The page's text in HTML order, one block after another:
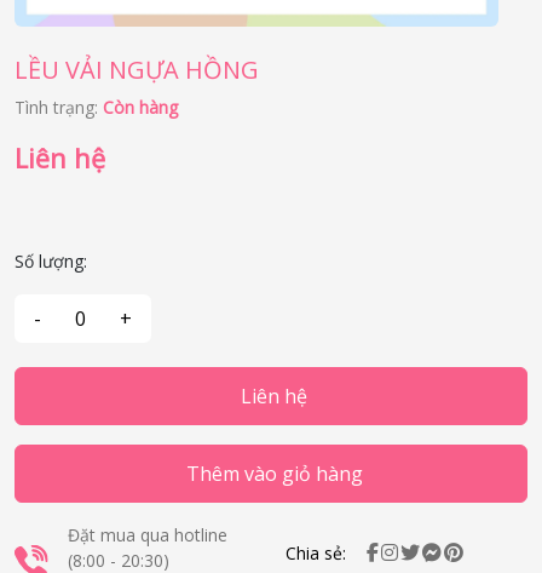
LỀU VẢI NGỰA HỒNG
Tình trạng: Còn hàng
Liên hệ
Số lượng:
Liên hệ
Thêm vào giỏ hàng
Đặt mua qua hotline
(8:00 - 20:30)
Chia sẻ: